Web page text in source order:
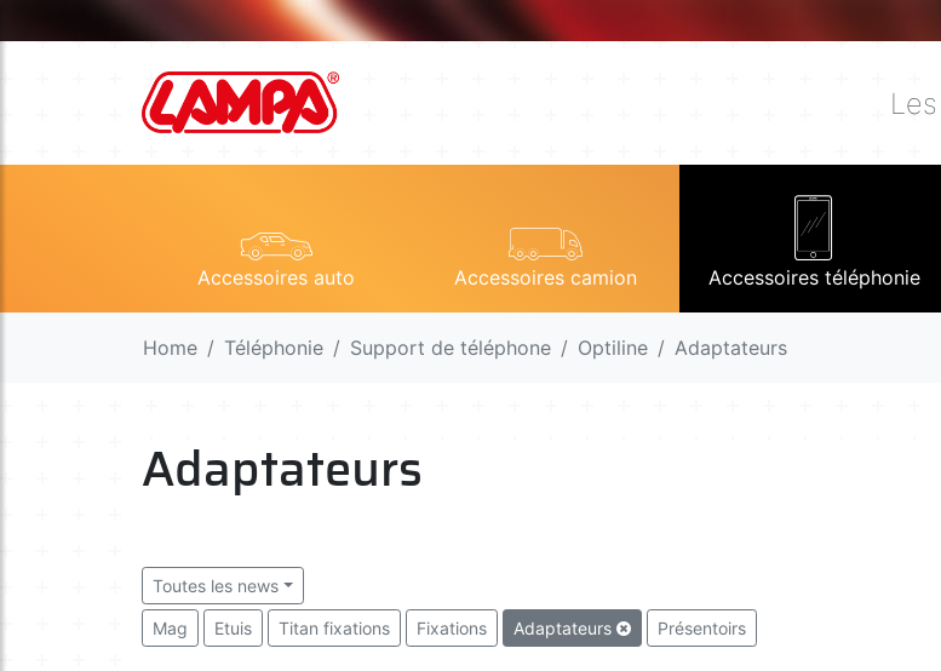
Les
Accessoires auto Accessoires camion Accessoires téléphonie
Home Téléphonie Support de téléphone Optiline Adaptateurs
Adaptateurs
Toutes les news
Mag Etuis Titan fixations Fixations Adaptateurs Présentoirs